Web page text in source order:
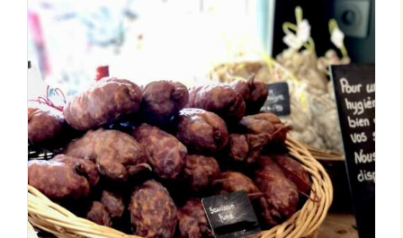
AJOUTER AU PANIER
/
DÉTAILS